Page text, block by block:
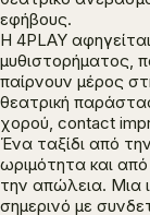
εφήβους.
Η 4PLAY
μυθιστορήματος,
παίρνουν μέρος
θεατρική
χορού, contact
Ένα ταξίδι από
ωριμότητα και
την απώλεια. Μια
σημερινό με